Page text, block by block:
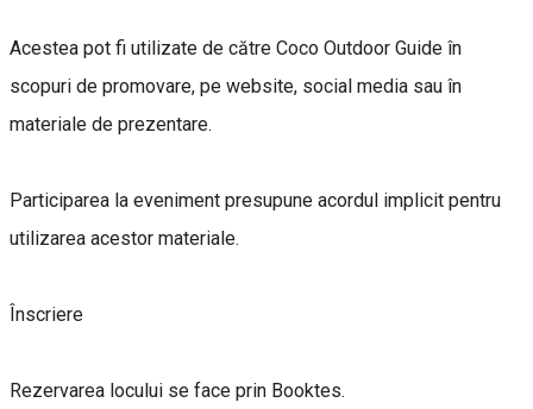
Acestea pot fi utilizate de către Coco Outdoor Guide în
scopuri de promovare, pe website, social media sau în
materiale de prezentare.
Participarea la eveniment presupune acordul implicit pentru
utilizarea acestor materiale.
Înscriere
Rezervarea locului se face prin Booktes.